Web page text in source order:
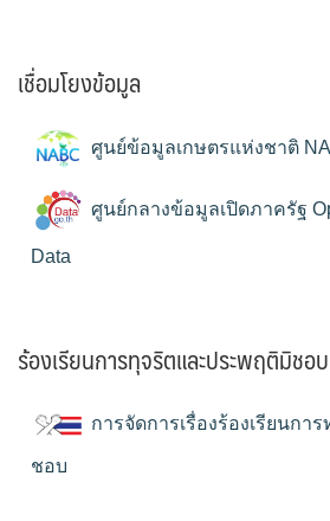
เชื่อมโยงข้อมูล
ศูนย์ข้อมูลเกษตรแห่งชาติ
ศูนย์กลางข้อมูลเปิดภาครัฐ
Data
ร้องเรียนการทุจริตและประพฤติมิชอบ
การจัดการเรื่องร้องเรียนกา
ชอบ